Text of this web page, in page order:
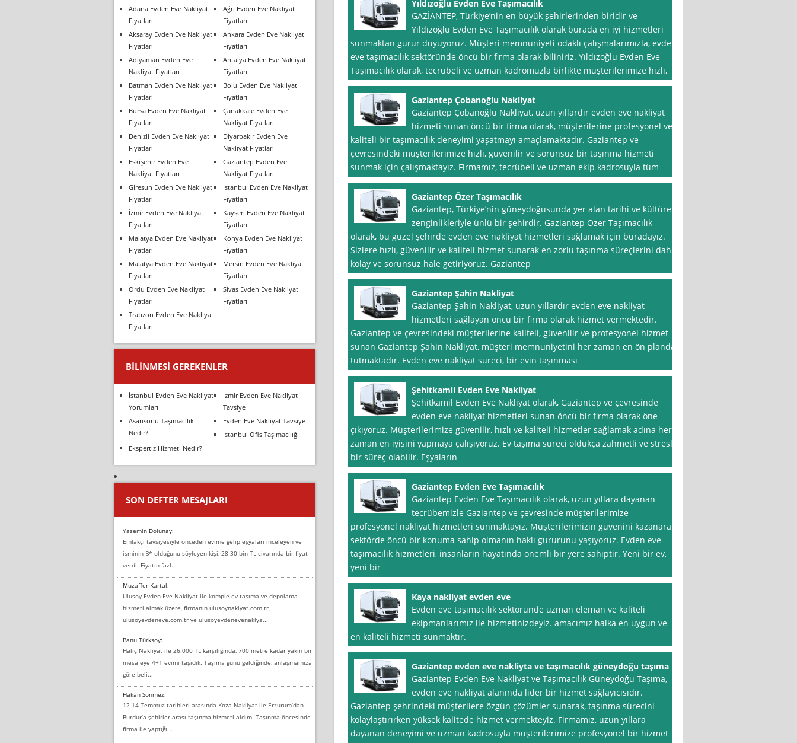
Yıldızoğlu Evden Eve Taşımacılık
GAZİANTEP, Türkiye’nin en büyük şehirlerinden biridir ve
Yıldızoğlu Evden Eve Taşımacılık olarak burada en iyi hizmetleri
sunmaktan gurur duyuyoruz. Müşteri memnuniyeti odaklı çalışmalarımızla, evden
eve taşımacılık sektöründe öncü bir firma olarak biliniriz. Yıldızoğlu Evden Eve
Taşımacılık olarak, tecrübeli ve uzman kadromuzla birlikte müşterilerimize hızlı,
Gaziantep Çobanoğlu Nakliyat
Gaziantep Çobanoğlu Nakliyat, uzun yıllardır evden eve nakliyat
hizmeti sunan öncü bir firma olarak, müşterilerine profesyonel ve
kaliteli bir taşımacılık deneyimi yaşatmayı amaçlamaktadır. Gaziantep ve
çevresindeki müşterilerimize hızlı, güvenilir ve sorunsuz bir taşınma hizmeti
sunmak için çalışmaktayız. Firmamız, tecrübeli ve uzman ekip kadrosuyla tüm
Gaziantep Özer Taşımacılık
Gaziantep, Türkiye’nin güneydoğusunda yer alan tarihi ve kültürel
zenginlikleriyle ünlü bir şehirdir. Gaziantep Özer Taşımacılık
olarak, bu güzel şehirde evden eve nakliyat hizmetleri sağlamak için buradayız.
Sizlere hızlı, güvenilir ve kaliteli hizmet sunarak en zorlu taşınma süreçlerini dahi
kolay ve sorunsuz hale getiriyoruz. Gaziantep
Gaziantep Şahin Nakliyat
Gaziantep Şahin Nakliyat, uzun yıllardır evden eve nakliyat
hizmetleri sağlayan öncü bir firma olarak hizmet vermektedir.
Gaziantep ve çevresindeki müşterilerine kaliteli, güvenilir ve profesyonel hizmet
sunan Gaziantep Şahin Nakliyat, müşteri memnuniyetini her zaman en ön planda
tutmaktadır. Evden eve nakliyat süreci, bir evin taşınması
Şehitkamil Evden Eve Nakliyat
Şehitkamil Evden Eve Nakliyat olarak, Gaziantep ve çevresinde
evden eve nakliyat hizmetleri sunan öncü bir firma olarak öne
çıkıyoruz. Müşterilerimize güvenilir, hızlı ve kaliteli hizmetler sağlamak adına her
zaman en iyisini yapmaya çalışıyoruz. Ev taşıma süreci oldukça zahmetli ve stresli
bir süreç olabilir. Eşyaların
Gaziantep Evden Eve Taşımacılık
Gaziantep Evden Eve Taşımacılık olarak, uzun yıllara dayanan
tecrübemizle Gaziantep ve çevresinde müşterilerimize
profesyonel nakliyat hizmetleri sunmaktayız. Müşterilerimizin güvenini kazanarak
sektörde öncü bir konuma sahip olmanın haklı gururunu yaşıyoruz. Evden eve
taşımacılık hizmetleri, insanların hayatında önemli bir yere sahiptir. Yeni bir ev,
yeni bir
Kaya nakliyat evden eve
Evden eve taşımacılık sektöründe uzman eleman ve kaliteli
ekipmanlarımız ile hizmetinizdeyiz. amacımız halka en uygun ve
en kaliteli hizmeti sunmaktır.
Gaziantep evden eve nakliyta ve taşımacılık güneydoğu taşıma
Gaziantep Evden Eve Nakliyat ve Taşımacılık Güneydoğu Taşıma,
evden eve nakliyat alanında lider bir hizmet sağlayıcısıdır.
Gaziantep şehrindeki müşterilere özgün çözümler sunarak, taşınma sürecini
kolaylaştırırken yüksek kalitede hizmet vermekteyiz. Firmamız, uzun yıllara
dayanan deneyimi ve uzman kadrosuyla müşterilerimize profesyonel bir hizmet
Adana Evden Eve Nakliyat
Fiyatları
Ağrı Evden Eve Nakliyat
Fiyatları
Aksaray Evden Eve Nakliyat
Fiyatları
Ankara Evden Eve Nakliyat
Fiyatları
Adıyaman Evden Eve
Nakliyat Fiyatları
Antalya Evden Eve Nakliyat
Fiyatları
Batman Evden Eve Nakliyat
Fiyatları
Bolu Evden Eve Nakliyat
Fiyatları
Bursa Evden Eve Nakliyat
Fiyatları
Çanakkale Evden Eve
Nakliyat Fiyatları
Denizli Evden Eve Nakliyat
Fiyatları
Diyarbakır Evden Eve
Nakliyat Fiyatları
Eskişehir Evden Eve
Nakliyat Fiyatları
Gaziantep Evden Eve
Nakliyat Fiyatları
Giresun Evden Eve Nakliyat
Fiyatları
İstanbul Evden Eve Nakliyat
Fiyatları
İzmir Evden Eve Nakliyat
Fiyatları
Kayseri Evden Eve Nakliyat
Fiyatları
Malatya Evden Eve Nakliyat
Fiyatları
Konya Evden Eve Nakliyat
Fiyatları
Malatya Evden Eve Nakliyat
Fiyatları
Mersin Evden Eve Nakliyat
Fiyatları
Ordu Evden Eve Nakliyat
Fiyatları
Sivas Evden Eve Nakliyat
Fiyatları
Trabzon Evden Eve Nakliyat
Fiyatları
BILINMESI GEREKENLER
İstanbul Evden Eve Nakliyat
Yorumları
İzmir Evden Eve Nakliyat
Tavsiye
Asansörlü Taşımacılık
Nedir?
Evden Eve Nakliyat Tavsiye
İstanbul Ofis Taşımacılığı
Ekspertiz Hizmeti Nedir?
SON DEFTER MESAJLARI
Yasemin Dolunay:
Emlakçı tavsiyesiyle önceden evime gelip eşyaları inceleyen ve
isminin B* olduğunu söyleyen kişi, 28-30 bin TL civarında bir fiyat
verdi. Fiyatın fazl...
Muzaffer Kartal:
Ulusoy Evden Eve Nakliyat ile komple ev taşıma ve depolama
hizmeti almak üzere, firmanın ulusoynaklyat.com.tr,
ulusoyevdeneve.com.tr ve ulusoyevdenevenaklya...
Banu Türksoy:
Haliç Nakliyat ile 26.000 TL karşılığında, 700 metre kadar yakın bir
mesafeye 4+1 evimi taşıdık. Taşıma günü geldiğinde, anlaşmamıza
göre beli...
Hakan Sönmez:
12-14 Temmuz tarihleri arasında Koza Nakliyat ile Erzurum’dan
Burdur’a şehirler arası taşınma hizmeti aldım. Taşınma öncesinde
firma ile yaptığı...